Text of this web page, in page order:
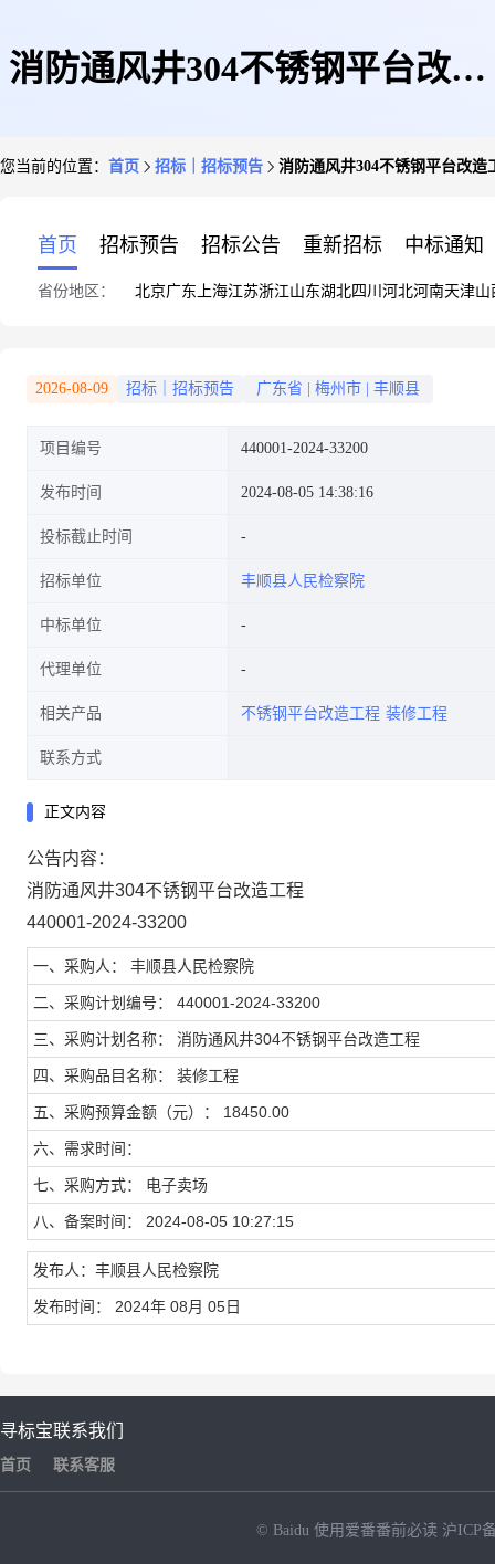
消防通风井304不锈钢平台改造
您当前的位置： 首页 招标｜招标预告 消防通风井304不锈钢平台改造
首页 招标预告 招标公告 重新招标 中标通知
省份地区： 北京广东 上海江苏浙江山东湖北四川 河北河南天津山
2026-08-09 招标｜招标预告 广东省 梅州市 丰顺县
项目编号 440001-2024-33200
发布时间 2024-08-05 14:38:16
投标截止时间
招标单位 丰顺县人民检察院
中标单位
代理单位
相关产品 不锈钢平台改造工程 装修工程
联系方式
正文内容
公告内容：
消防通风井304不锈钢平台改造工程
440001-2024-33200
一、采购人： 丰顺县人民检察院
二、采购计划编号： 440001-2024-33200
三、采购计划名称： 消防通风井304不锈钢平台改造工程
四、采购品目名称： 装修工程
五、采购预算金额（元）： 18450.00
六、需求时间：
七、采购方式： 电子卖场
八、备案时间： 2024-08-05 10:27:15
发布人：丰顺县人民检察院
发布时间： 2024年 08月 05日
寻标宝
首页
联系我们
联系客服
© Baidu 使用爱番番前必读 沪ICP